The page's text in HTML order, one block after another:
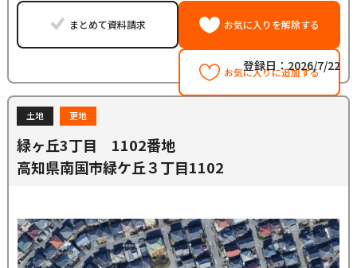
まとめて資料請求 お気に入りを解除する
お気に入りに追加する
登録日：2026/7/22
土地 更地
緑ヶ丘3丁目 1102番地
高知県南国市緑ケ丘３丁目1102